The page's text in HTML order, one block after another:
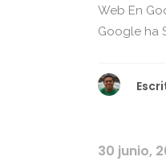
Web En
Google ha
30 junio,